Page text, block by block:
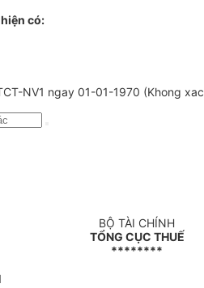
có:
NV1 ngay 01-01-1970 (Khong
BỘ TÀI CHÍNH
TỔNG CỤC THUẾ
********